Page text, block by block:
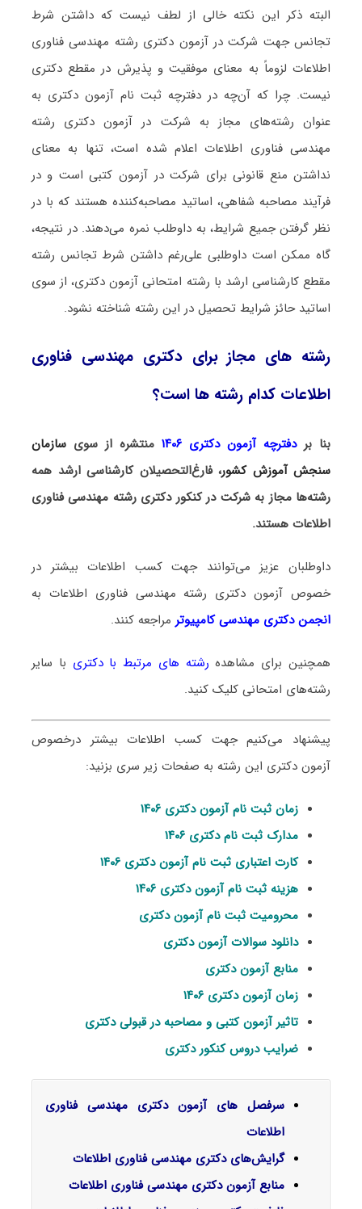
البته ذکر این نکته خالی از لطف نیست که داشتن شرط
تجانس جهت شرکت در آزمون دکتری رشته مهندسی فناوری
اطلاعات لزوماً به معنای موفقیت و پذیرش در مقطع دکتری
نیست. چرا که آن‌چه در دفترچه ثبت نام آزمون دکتری به
عنوان رشته‌های مجاز به شرکت در آزمون دکتری رشته
مهندسی فناوری اطلاعات اعلام شده است، تنها به معنای
نداشتن منع قانونی برای شرکت در آزمون کتبی است و در
فرآیند مصاحبه شفاهی، اساتید مصاحبه‌کننده هستند که با در
نظر گرفتن جمیع شرایط، به داوطلب نمره می‌دهند. در نتیجه،
گاه ممکن است داوطلبی علی‌رغم داشتن شرط تجانس رشته
مقطع کارشناسی ارشد با رشته امتحانی آزمون دکتری، از سوی
اساتید حائز شرایط تحصیل در این رشته شناخته نشود.
رشته های مجاز برای دکتری مهندسی فناوری
اطلاعات کدام رشته ها است؟
بنا بردفترچه آزمون دکتری ۱۴۰۶ منتشره از سویسازمان
سنجش آموزش کشور، فارغ‌التحصیلان کارشناسی ارشد همه
رشته‌ها مجاز به شرکت در کنکور دکتری رشته مهندسی فناوری
اطلاعات هستند.
داوطلبان عزیز می‌توانند جهت کسب اطلاعات بیشتر در
خصوص آزمون دکتری رشته مهندسی فناوری اطلاعات به
انجمن دکتری مهندسی کامپیوتر مراجعه کنند.
همچنین برای مشاهده رشته های مرتبط با دکتری با سایر
رشته‌های امتحانی کلیک کنید.
پیشنهاد می‌کنیم جهت کسب اطلاعات بیشتر درخصوص
آزمون دکتری این رشته به صفحات زیر سری بزنید:
زمان ثبت نام آزمون دکتری ۱۴۰۶
مدارک ثبت نام دکتری ۱۴۰۶
کارت اعتباری ثبت نام آزمون دکتری ۱۴۰۶
هزینه ثبت نام آزمون دکتری ۱۴۰۶
محرومیت ثبت نام آزمون دکتری
دانلود سوالات آزمون دکتری
منابع آزمون دکتری
زمان آزمون دکتری ۱۴۰۶
تاثیر آزمون کتبی و مصاحبه در قبولی دکتری
ضرایب دروس کنکور دکتری
سرفصل‌ های آزمون دکتری مهندسی فناوری
اطلاعات
گرایش‌های دکتری مهندسی فناوری اطلاعات
منابع آزمون دکتری مهندسی فناوری اطلاعات